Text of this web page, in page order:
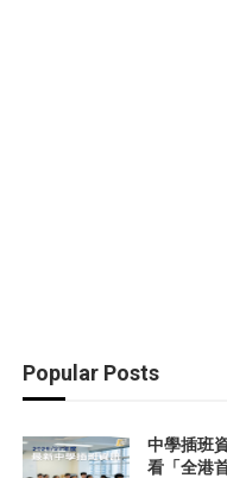
Popular Posts
中學插班
看「全港